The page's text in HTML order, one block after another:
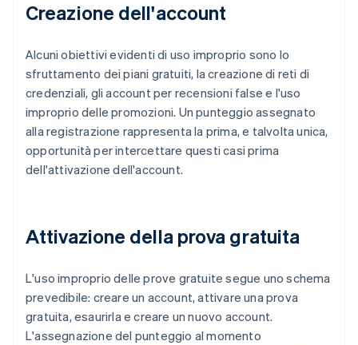
Creazione dell'account
Alcuni obiettivi evidenti di uso improprio sono lo
sfruttamento dei piani gratuiti, la creazione di reti di
credenziali, gli account per recensioni false e l'uso
improprio delle promozioni. Un punteggio assegnato
alla registrazione rappresenta la prima, e talvolta unica,
opportunità per intercettare questi casi prima
dell'attivazione dell'account.
Attivazione della prova gratuita
L'uso improprio delle prove gratuite segue uno schema
prevedibile: creare un account, attivare una prova
gratuita, esaurirla e creare un nuovo account.
L'assegnazione del punteggio al momento